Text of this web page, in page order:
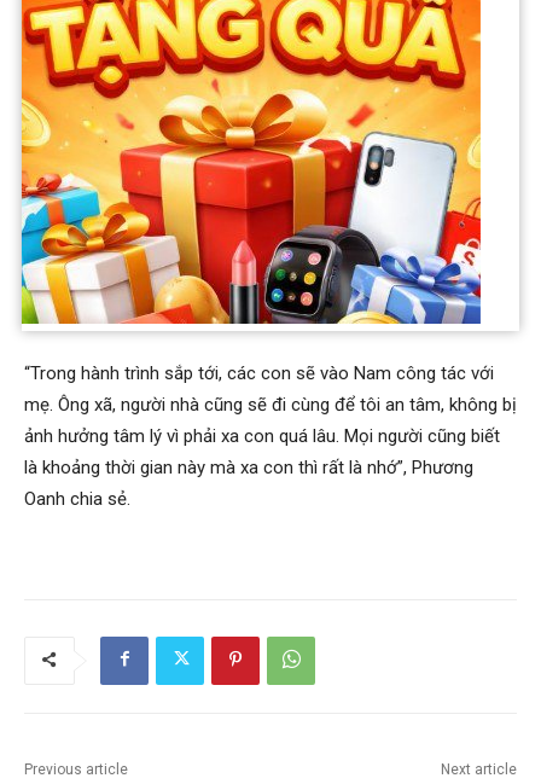
Sau nửa năm sinh con, Phương Oanh vừa trở lại showbiz với
chương trình “Bước nhảy hoàn vũ”. Cô đưa theo hai con vào
TP.HCM để tiện vừa chăm sóc con, vừa đảm bảo công việc.
Jimmy và Jenny đều hợp tác và thích nghi với môi trường mới
khi theo mẹ đi công tác.
“Trong hành trình sắp tới, các con sẽ vào Nam công tác với
mẹ. Ông xã, người nhà cũng sẽ đi cùng để tôi an tâm, không bị
ảnh hưởng tâm lý vì phải xa con quá lâu. Mọi người cũng biết
là khoảng thời gian này mà xa con thì rất là nhớ”, Phương
Oanh chia sẻ.
Previous article Next article